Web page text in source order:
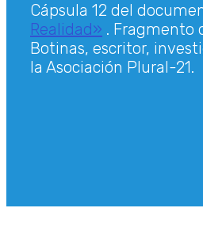
Cápsula 12 del
Realidad» . Fragmento
Botinas, escritor,
la Asociación Plural-21.